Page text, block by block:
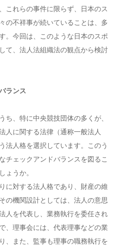
これらの事件に限らず、日本のス
の不祥事が続いていることは、多
。今回は、このような日本のスポ
て、法人法組織法の観点から検討
ランス
ち、特に中央競技団体の多くが、
人に関する法律（通称一般法人
法人格を選択しています。このう
チェックアンドバランスを図るこ
ょうか。
に対する法人格であり、財産の維
の機関設計としては、法人の意思
人を代表し、業務執行を委任され
、理事会には、代表理事などの業
、また、監事も理事の職務執行を